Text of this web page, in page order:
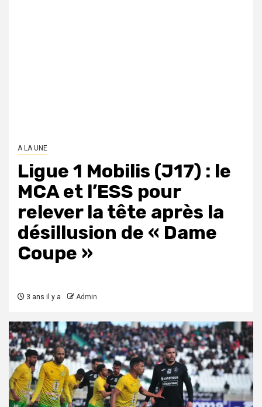
A LA UNE
Ligue 1 Mobilis (J17) : le
MCA et l’ESS pour
relever la tête après la
désillusion de « Dame
Coupe »
3 ans il y a Admin